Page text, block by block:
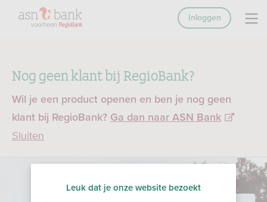
Nog geen klant bij RegioBank?
Wil je een product openen en ben je nog geen
klant bij RegioBank? Ga dan naar ASN Bank
Sluiten
Inloggen
Leuk dat je onze website bezoekt